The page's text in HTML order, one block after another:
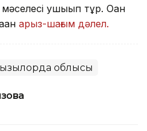
ушығып тұр. Оған
арыз-шағым дәлел.
Қызылорда облысы